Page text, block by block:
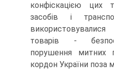
конфіскацією цих
засобів і
товарів -
порушення митних
кордон України поза